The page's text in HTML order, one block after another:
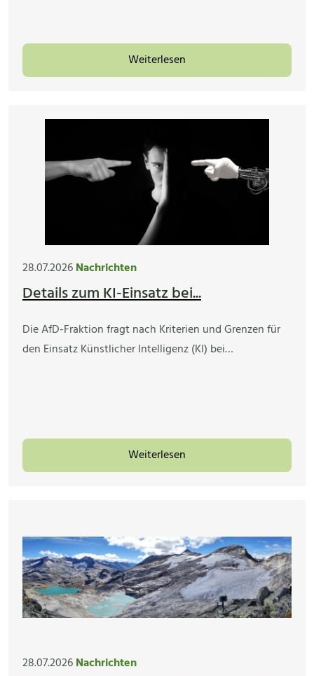
Weiterlesen
28.07.2026Nachrichten
Details zum KI-Einsatz bei...
Die AfD-Fraktion fragt nach Kriterien und Grenzen für
den Einsatz Künstlicher Intelligenz (KI) bei…
Weiterlesen
28.07.2026Nachrichten